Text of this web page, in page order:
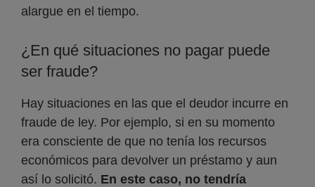
alargue en el tiempo.
¿En qué situaciones no pagar puede
ser fraude?
Hay situaciones en las que el deudor incurre en
fraude de ley. Por ejemplo, si en su momento
era consciente de que no tenía los recursos
económicos para devolver un préstamo y aun
así lo solicitó. En este caso, no tendría